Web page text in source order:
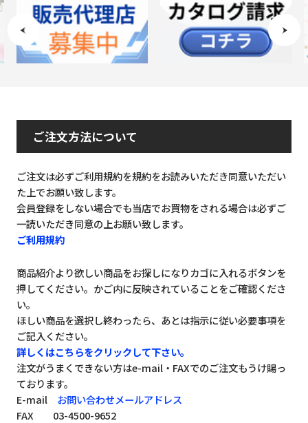
ご注文方法について
ご注文は必ずご利用規約を規約をお読みいただき同意いただい
た上でお願い致します。
会員登録をしない場合でも当店でお買物をされる場合は必ずご
一読いただき同意の上お願い致します。
ご利用規約
商品紹介より欲しい商品をお探しになりカゴに入れるボタンを
押してください。かご内に反映されていることをご確認くださ
い。
ほしい商品を選択し終わったら、あとは指示に従い必要事項を
ご記入ください。
詳しくはこちらをクリックして下さい。
注文がうまくできない方はe-mail・FAXでのご注文もうけ賜っ
ております。
E-mail お問い合わせメールアドレス
FAX 03-4500-9652